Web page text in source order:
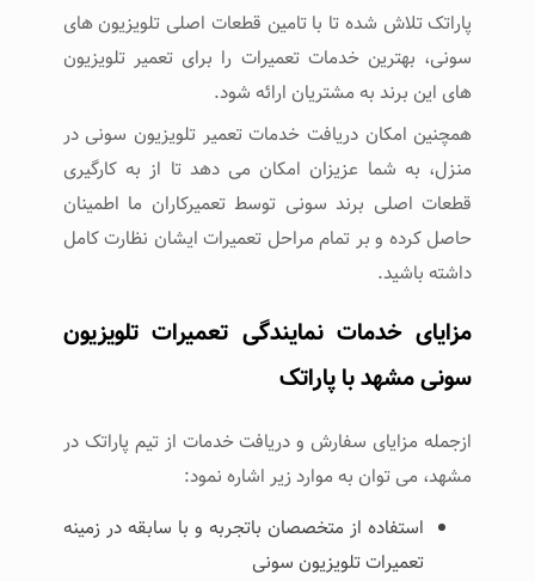
پاراتک تلاش شده تا با تامین قطعات اصلی تلویزیون های
سونی، بهترین خدمات تعمیرات را برای تعمیر تلویزیون
های این برند به مشتریان ارائه شود.
همچنین امکان دریافت خدمات تعمیر تلویزیون سونی در
منزل، به شما عزیزان امکان می دهد تا از به کارگیری
قطعات اصلی برند سونی توسط تعمیرکاران ما اطمینان
حاصل کرده و بر تمام مراحل تعمیرات ایشان نظارت کامل
داشته باشید.
مزایای خدمات نمایندگی تعمیرات تلویزیون
سونی مشهد با پاراتک
ازجمله مزایای سفارش و دریافت خدمات از تیم پاراتک در
مشهد، می توان به موارد زیر اشاره نمود:
استفاده از متخصصان باتجربه و با سابقه در زمینه
تعمیرات تلویزیون سونی